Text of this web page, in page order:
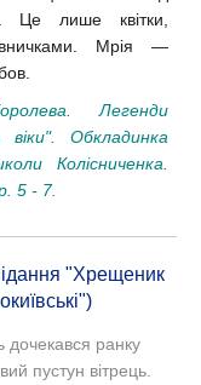
Це лише квітки,
Мрія —
Легенди
віки". Обкладинка
Колісниченка.
5 - 7.
"Хрещеник
дочекався ранку
пустун вітрець.